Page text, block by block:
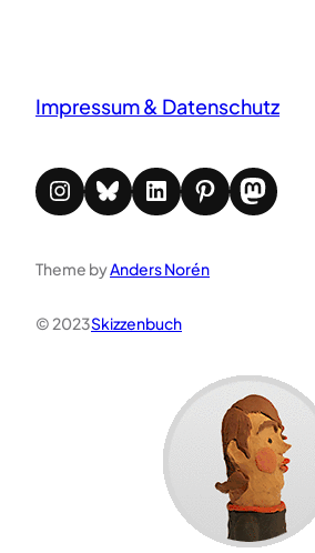
Impressum & Datenschutz
Instagram Bluesky LinkedIn Pinterest Mastodon
Theme byAnders Norén
© 2023Skizzenbuch